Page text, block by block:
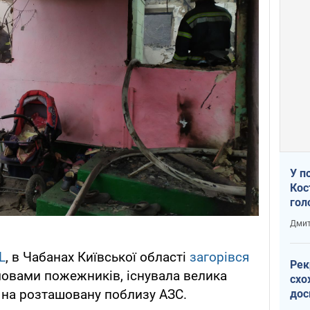
, в Чабанах Київської області загорівся
пожежників, існувала велика
розташовану поблизу АЗС.
У